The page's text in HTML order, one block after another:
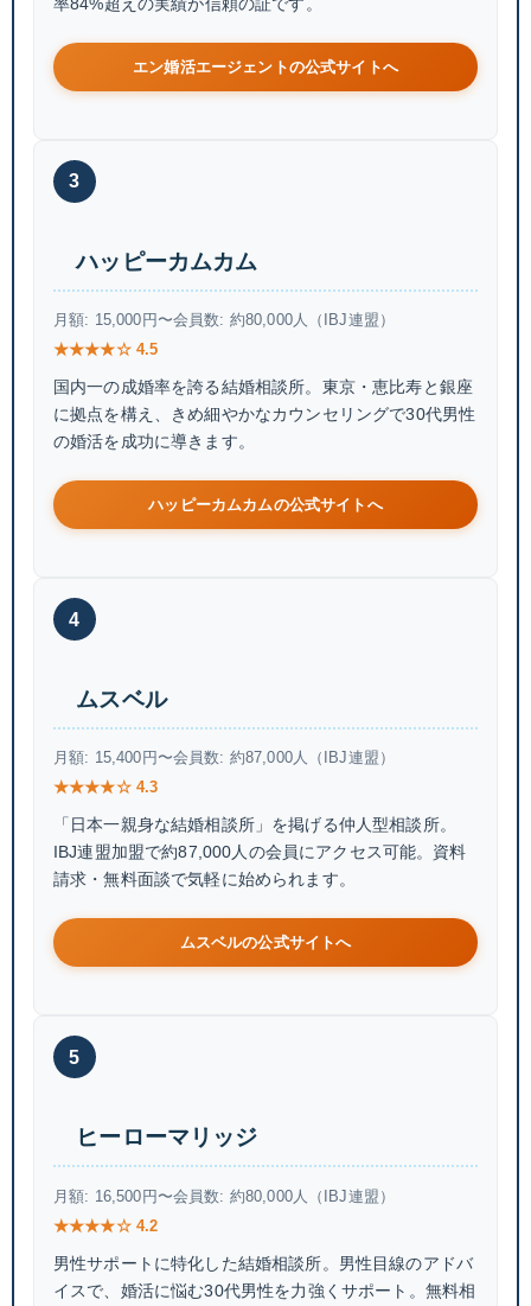
エン婚活エージェントの公式サイトへ
3
ハッピーカムカム
月額: 15,000円〜会員数: 約80,000人（IBJ連盟）
★★★★☆ 4.5
国内一の成婚率を誇る結婚相談所。東京・恵比寿と銀座
に拠点を構え、きめ細やかなカウンセリングで30代男性
の婚活を成功に導きます。
ハッピーカムカムの公式サイトへ
4
ムスベル
月額: 15,400円〜会員数: 約87,000人（IBJ連盟）
★★★★☆ 4.3
「日本一親身な結婚相談所」を掲げる仲人型相談所。
IBJ連盟加盟で約87,000人の会員にアクセス可能。資料
請求・無料面談で気軽に始められます。
ムスベルの公式サイトへ
5
ヒーローマリッジ
月額: 16,500円〜会員数: 約80,000人（IBJ連盟）
★★★★☆ 4.2
男性サポートに特化した結婚相談所。男性目線のアドバ
イスで、婚活に悩む30代男性を力強くサポート。無料相